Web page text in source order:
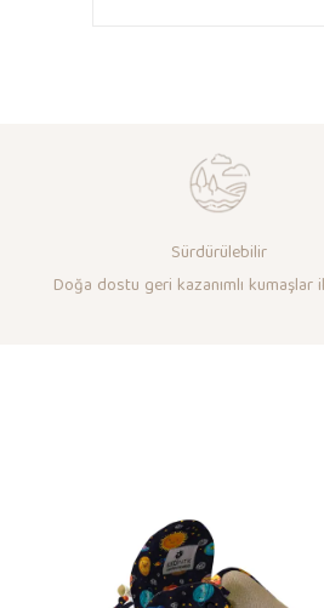
Sürdürülebilir
Doğa dostu geri kazanımlı kumaşlar